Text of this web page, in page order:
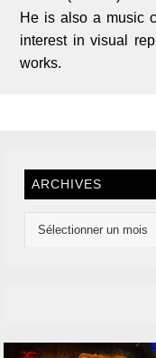
He is also a music
interest in visual
works.
ARCHIVES